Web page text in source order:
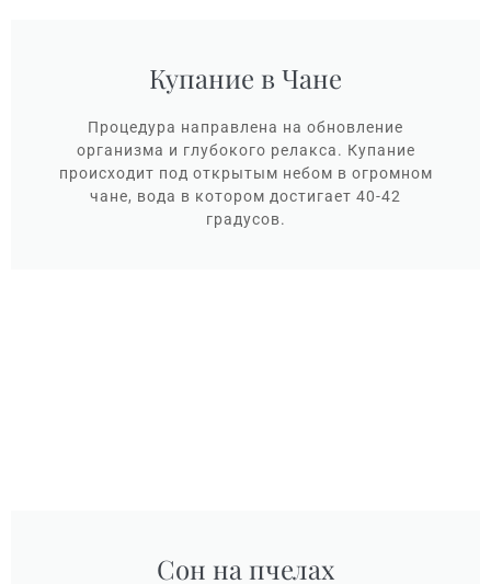
Купание в Чане
Процедура направлена на обновление
организма и глубокого релакса. Купание
происходит под открытым небом в огромном
чане, вода в котором достигает 40-42
градусов.
Сон на пчелах